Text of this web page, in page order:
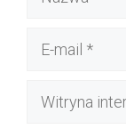
Witryna